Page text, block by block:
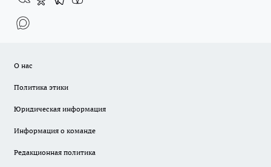
О нас
Политика этики
Юридическая информация
Информация о команде
Редакционная политика